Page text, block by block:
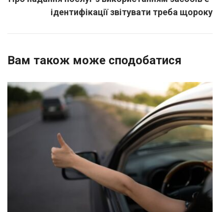
ідентифікації звітувати треба щороку
Вам також може сподобатися